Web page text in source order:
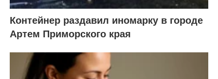
Контейнер раздавил иномарку в городе
Артем Приморского края